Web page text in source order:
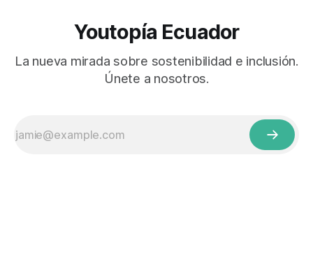
Youtopía Ecuador
La nueva mirada sobre sostenibilidad e inclusión.
Únete a nosotros.